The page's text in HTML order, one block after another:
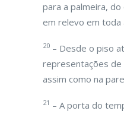
para a palmeira,
em relevo em toda
20 – Desde o piso
representações de
assim como na
21 – A porta do